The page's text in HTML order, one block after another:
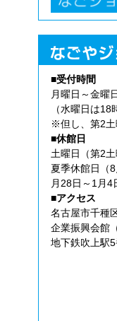
■受付時間
月曜日～金曜
（水曜日は18
※但し、第2土
■休館日
土曜日（第2土
夏季休館日（
月28日～1月4
■アクセス
名古屋市千種
企業振興会館
地下鉄吹上駅